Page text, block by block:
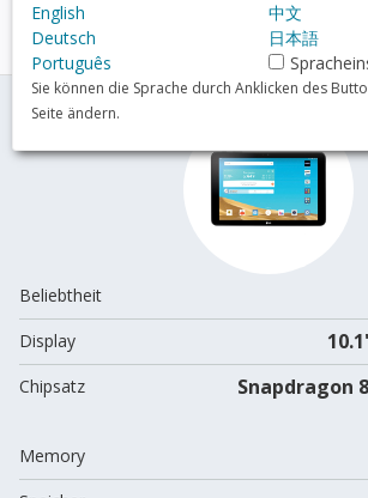
LG G Pad X 10.1
Beliebtheit
Display
Chipsatz
Snapdragon
Memory
English
中文
Deutsch
日本語
Português
Sie können die Sprache durch Anklicken des
Seite ändern.